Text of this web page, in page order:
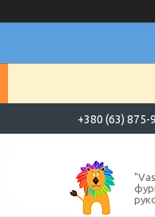
+380 (63) 875-